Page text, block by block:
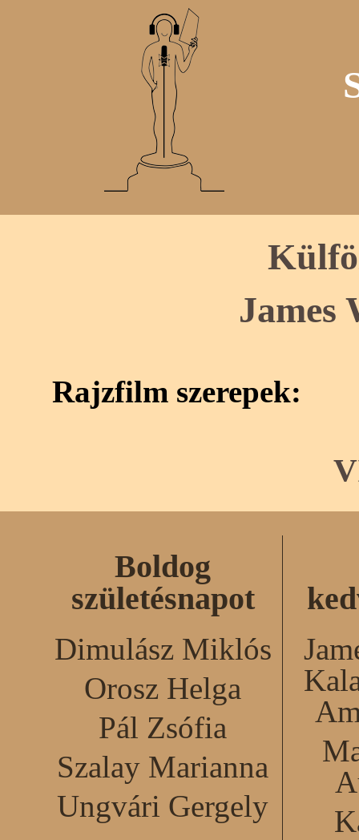
James
Rajzfilm szerepek:
Boldog
születésnapot
Dimulász Miklós
Orosz Helga
Pál Zsófia
Szalay Marianna
Ungvári Gergely